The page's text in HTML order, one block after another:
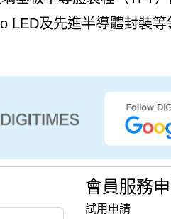
LED及先進半導體封裝
會員服務
試用申請